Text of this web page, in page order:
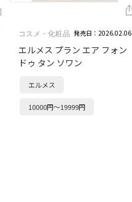
コスメ・化粧品 発売日：2026.02.06
エルメス プラン エア フォン
ドゥ タン ソワン
エルメス
10000円～19999円